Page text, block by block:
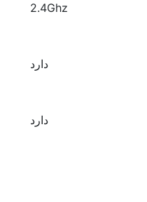
2.4Ghz
دارد
دارد